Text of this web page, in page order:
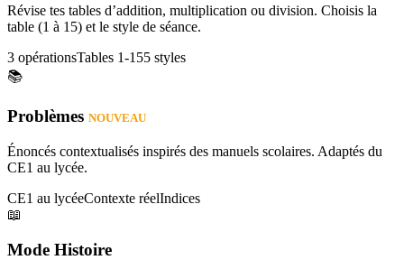
Révise tes tables d’addition, multiplication ou division. Choisis la
table (1 à 15) et le style de séance.
3 opérationsTables 1-155 styles
📚
Problèmes NOUVEAU
Énoncés contextualisés inspirés des manuels scolaires. Adaptés du
CE1 au lycée.
CE1 au lycéeContexte réelIndices
📖
Mode Histoire